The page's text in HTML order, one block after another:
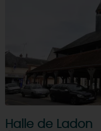
Halle de Ladon